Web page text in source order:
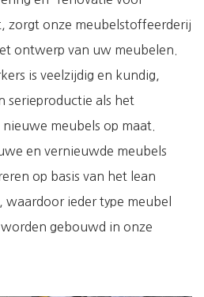
zorgt onze meubelstoffeerderij
ontwerp van uw meubelen.
is veelzijdig en kundig,
serieproductie als het
meubels op maat.
en vernieuwde meubels
op basis van het lean
ieder type meubel
gebouwd in onze